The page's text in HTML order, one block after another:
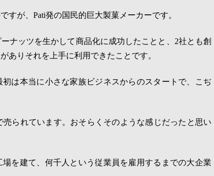
すが、 Pati発の国民的巨大製菓メーカーです。
ナッツを生かして商品化に成功したことと、 2社とも創
ありそれを上手に利用できたことです。
は本当に小さな家族ビジネスからのスタートで、こぢ
売られています。おそらくそのような感じだったと思い
を建て、何千人という従業員を雇用するまでの大企業